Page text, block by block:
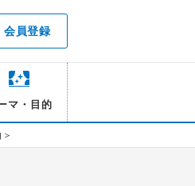
会員登録
マ・目的